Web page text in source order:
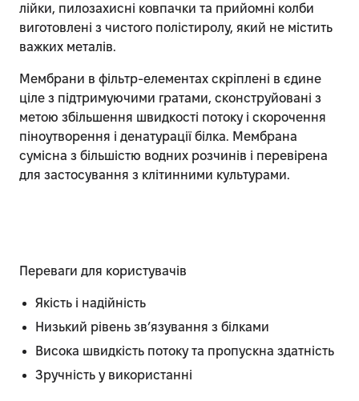
лійки, пилозахисні ковпачки та прийомні колби
виготовлені з чистого полістиролу, який не містить
важких металів.
Мембрани в фільтр-елементах скріплені в єдине
ціле з підтримуючими гратами, сконструйовані з
метою збільшення швидкості потоку і скорочення
піноутворення і денатурації білка. Мембрана
сумісна з більшістю водних розчинів і перевірена
для застосування з клітинними культурами.
Переваги для користувачів
Якість і надійність
Низький рівень зв’язування з білками
Висока швидкість потоку та пропускна здатність
Зручність у використанні